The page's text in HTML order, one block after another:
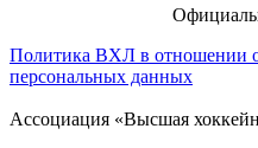
Политика ВХЛ в отношении
персональных данных
Ассоциация «Высшая